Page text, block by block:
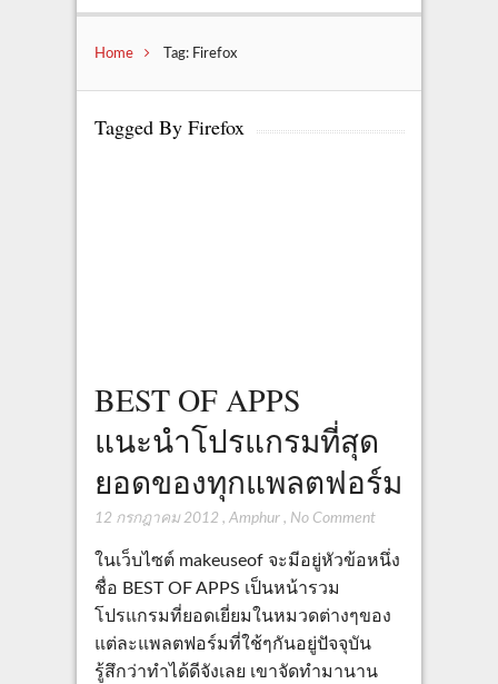
Home Tag: Firefox
Tagged By Firefox
BEST OF APPS
แนะนำโปรแกรมที่สุด
ยอดของทุกแพลตฟอร์ม
12 กรกฎาคม 2012 , Amphur, No Comment
ในเว็บไซต์ makeuseof จะมีอยู่หัวข้อหนึ่ง
ชื่อ BEST OF APPS เป็นหน้ารวม
โปรแกรมที่ยอดเยี่ยมในหมวดต่างๆของ
แต่ละแพลตฟอร์มที่ใช้ๆกันอยู่ปัจจุบัน
รู้สึกว่าทำได้ดีจังเลย เขาจัดทำมานาน